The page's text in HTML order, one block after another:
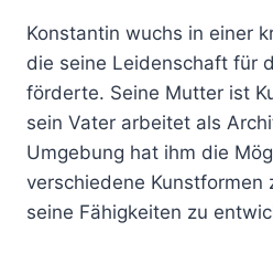
Konstantin wuchs in einer
die seine Leidenschaft für
förderte. Seine Mutter ist
sein Vater arbeitet als
Umgebung hat ihm die
verschiedene Kunstformen
seine Fähigkeiten zu